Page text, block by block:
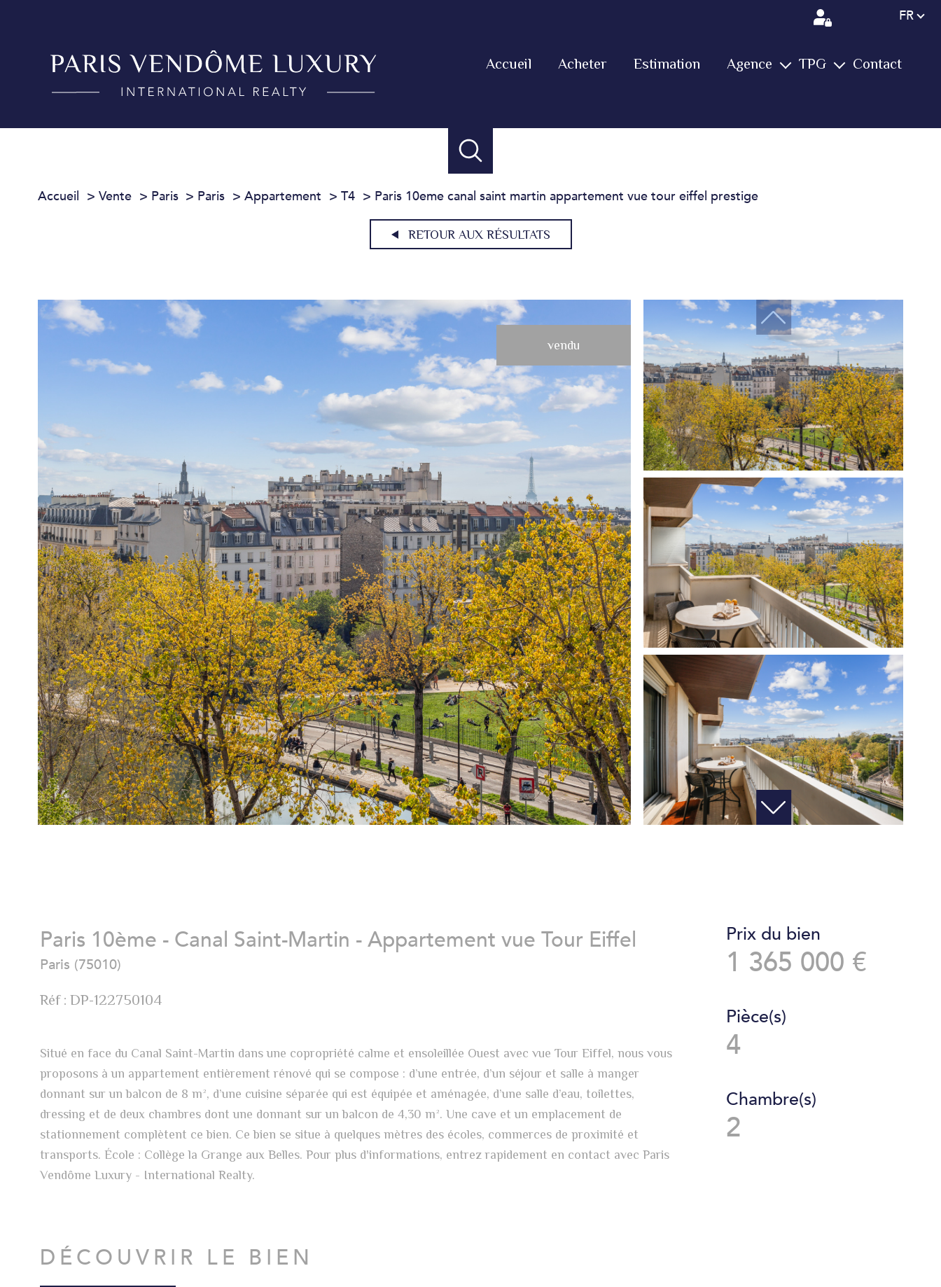
Langue
FR
Accueil Acheter Estimation Agence
Actualités
TPG Contact
Accueil Vente Paris Paris Appartement T4 Paris 10eme canal saint martin appartement vue tour eiffel prestige
RETOUR AUX RÉSULTATS
vendu
Paris 10ème - Canal Saint-Martin - Appartement vue Tour Eiffel
Paris (75010)
Réf : DP-122750104
Situé en face du Canal Saint-Martin dans une copropriété calme et ensoleillée Ouest avec vue Tour Eiffel, nous vous
proposons à un appartement entièrement rénové qui se compose : d’une entrée, d’un séjour et salle à manger
donnant sur un balcon de 8 m², d’une cuisine séparée qui est équipée et aménagée, d’une salle d’eau, toilettes,
dressing et de deux chambres dont une donnant sur un balcon de 4,30 m². Une cave et un emplacement de
stationnement complètent ce bien. Ce bien se situe à quelques mètres des écoles, commerces de proximité et
transports. École : Collège la Grange aux Belles. Pour plus d'informations, entrez rapidement en contact avec Paris
Vendôme Luxury - International Realty.
DÉCOUVRIR LE BIEN
Prix du bien
1 365 000 €
Pièce(s)
4
Chambre(s)
2